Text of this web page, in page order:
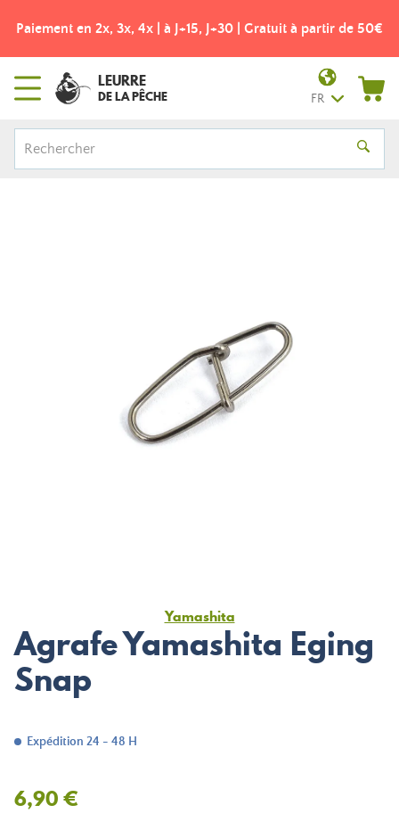
Paiement en 2x, 3x, 4x | à J+15, J+30 | Gratuit à partir de 50€
LEURRE
DE LA PÊCHE FR
Yamashita
Agrafe Yamashita Eging
Snap
Expédition 24 - 48 H
6,90 €